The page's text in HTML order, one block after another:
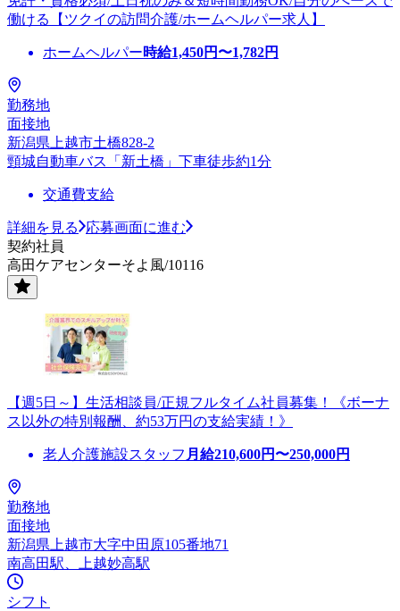
働ける【ツクイの訪問介護/ホームヘルパー求人】
ホームヘルパー時給1,450円〜1,782円
勤務地
面接地
新潟県上越市土橋828-2
頸城自動車バス「新土橋」下車徒歩約1分
交通費支給
詳細を見る
応募画面に進む
契約社員
高田ケアセンターそよ風/10116
【週5日～】生活相談員/正規フルタイム社員募集！《ボーナ
ス以外の特別報酬、約53万円の支給実績！》
老人介護施設スタッフ 月給210,600円〜250,000円
勤務地
面接地
新潟県上越市大字中田原105番地71
南高田駅、上越妙高駅
シフト